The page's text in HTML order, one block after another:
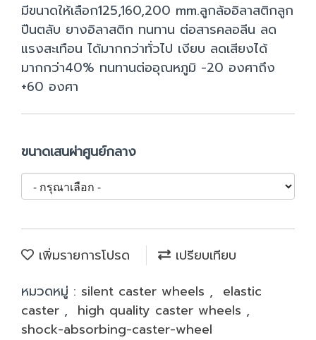
มีขนาดให้เลือก125,160,200 mm.ลูกล้ออิลาสติกลูก
ปืนตลับ ยางอิลาสติก ทนทาน ต่อสารคลอลีน ลด
แรงสะเทือน ได้มากกว่าทั่วไป เงียบ ลดเสียงได้
มากกว่า40% ทนทานต่ออุณหภูมิ -20 องศาถึง
+60 องศา
ขนาดเสนผ่าศูนย์กลาง
เพิ่มรายการโปรด
เปรียบเทียบ
หมวดหมู่ : silent caster wheels , elastic
caster , high quality caster wheels ,
shock-absorbing-caster-wheel